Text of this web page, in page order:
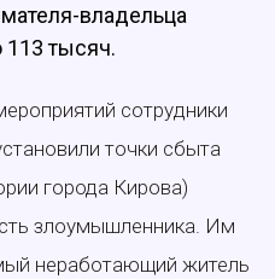
владельца
113 тысяч.
сотрудники
точки сбыта
города Кирова)
злоумышленника. Им
неработающий житель